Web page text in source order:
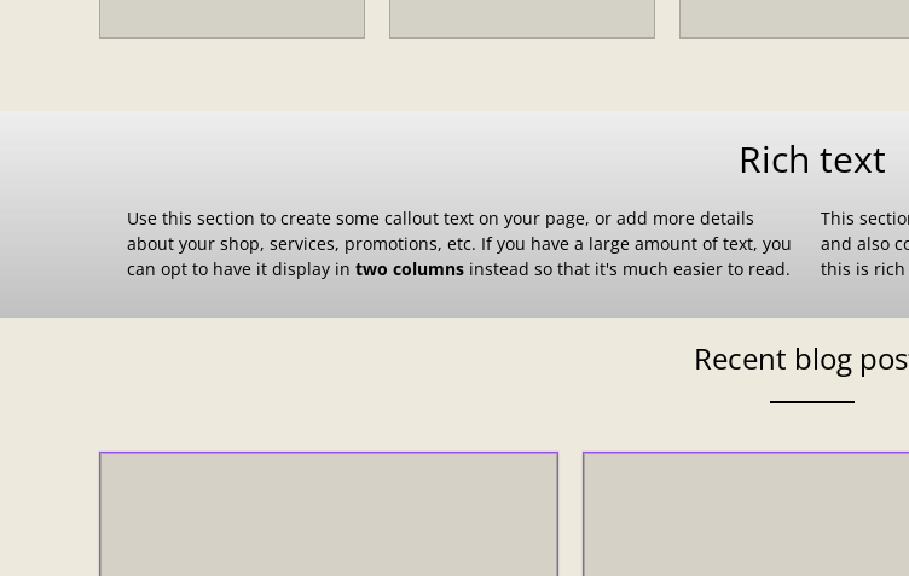
Rich text
Use this section to create some callout text on your page, or add more details
about your shop, services, promotions, etc. If you have a large amount of text, you
can opt to have it display in two columnsinstead so that it's much easier to read.
This
and also
this is rich
Recent blog